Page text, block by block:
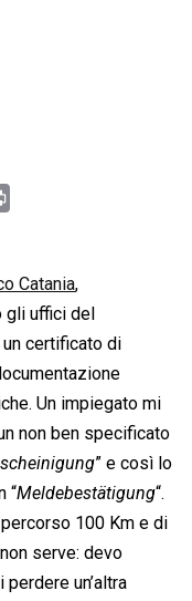
n
t
Catania,
uffici del
certificato di
Un impiegato mi
non ben specificato
” e così lo
“Meldebestätigung“.
100 Km e di
serve: devo
un’altra